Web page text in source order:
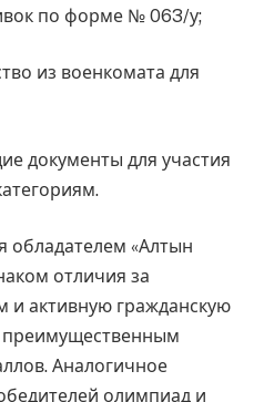
по форме № 063/у;
из военкомата для
документы для участия
обладателем «Алтын
отличия за
и активную гражданскую
преимущественным
Аналогичное
олимпиад и